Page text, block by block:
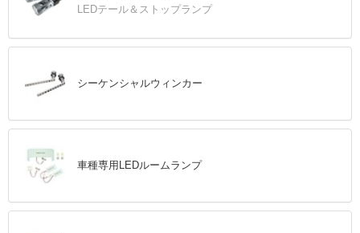
LEDテール＆ストップランプ
シーケンシャルウィンカー
車種専用LEDルームランプ